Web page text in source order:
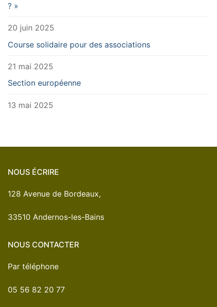
? »
20 juin 2025
Course solidaire pour des associations
21 mai 2025
Section européenne
13 mai 2025
NOUS ÉCRIRE
128 Avenue de Bordeaux,
33510 Andernos-les-Bains
NOUS CONTACTER
Par téléphone
05 56 82 20 77